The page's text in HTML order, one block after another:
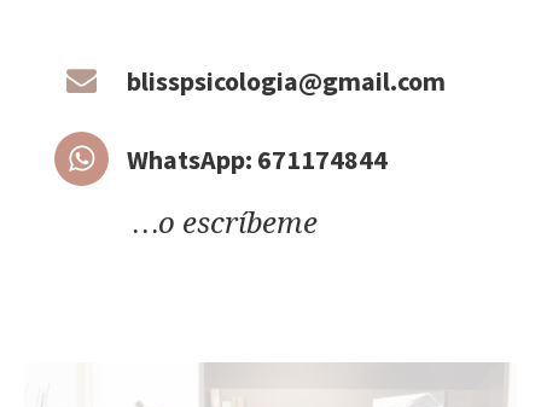
blisspsicologia@gmail.com
WhatsApp: 671174844
…o escríbeme